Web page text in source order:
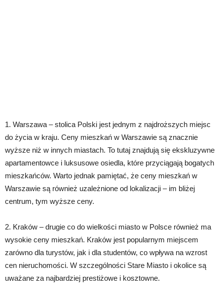
1. Warszawa – stolica Polski jest jednym z najdroższych miejsc
do życia w kraju. Ceny mieszkań w Warszawie są znacznie
wyższe niż w innych miastach. To tutaj znajdują się ekskluzywne
apartamentowce i luksusowe osiedla, które przyciągają bogatych
mieszkańców. Warto jednak pamiętać, że ceny mieszkań w
Warszawie są również uzależnione od lokalizacji – im bliżej
centrum, tym wyższe ceny.
2. Kraków – drugie co do wielkości miasto w Polsce również ma
wysokie ceny mieszkań. Kraków jest popularnym miejscem
zarówno dla turystów, jak i dla studentów, co wpływa na wzrost
cen nieruchomości. W szczególności Stare Miasto i okolice są
uważane za najbardziej prestiżowe i kosztowne.